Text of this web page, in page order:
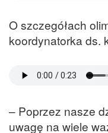
O szczegółach
koordynatorka ds.
– Poprzez nasze
uwagę na wiele